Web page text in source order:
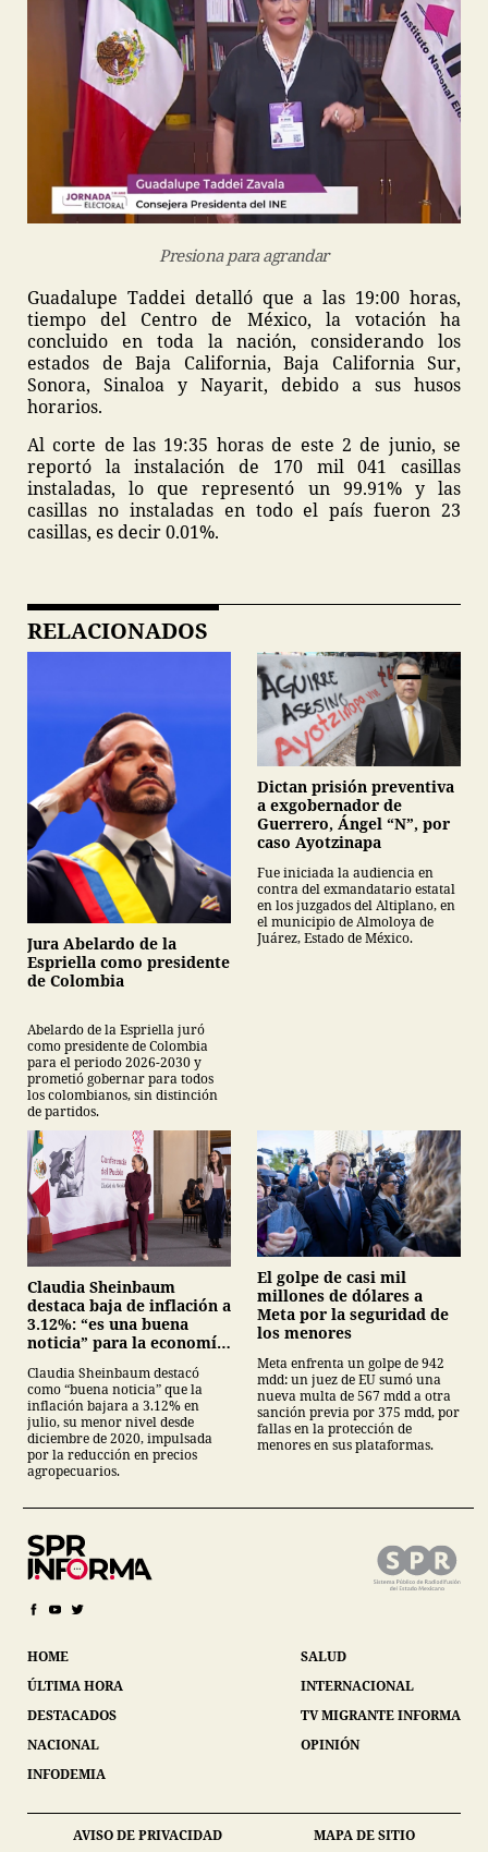
Presiona para agrandar
Guadalupe Taddei detalló que a las 19:00 horas,
tiempo del Centro de México, la votación ha
concluido en toda la nación, considerando los
estados de Baja California, Baja California Sur,
Sonora, Sinaloa y Nayarit, debido a sus husos
horarios.
Al corte de las 19:35 horas de este 2 de junio, se
reportó la instalación de 170 mil 041 casillas
instaladas, lo que representó un 99.91% y las
casillas no instaladas en todo el país fueron 23
casillas, es decir 0.01%.
RELACIONADOS
Jura Abelardo de la
Espriella como presidente
de Colombia
Abelardo de la Espriella juró
como presidente de Colombia
para el periodo 2026-2030 y
prometió gobernar para todos
los colombianos, sin distinción
de partidos.
Dictan prisión preventiva
a exgobernador de
Guerrero, Ángel “N”, por
caso Ayotzinapa
Fue iniciada la audiencia en
contra del exmandatario estatal
en los juzgados del Altiplano, en
el municipio de Almoloya de
Juárez, Estado de México.
Claudia Sheinbaum
destaca baja de inflación a
3.12%: “es una buena
noticia” para la economía
Claudia Sheinbaum destacó
como “buena noticia” que la
inflación bajara a 3.12% en
julio, su menor nivel desde
diciembre de 2020, impulsada
por la reducción en precios
agropecuarios.
El golpe de casi mil
millones de dólares a
Meta por la seguridad de
los menores
Meta enfrenta un golpe de 942
mdd: un juez de EU sumó una
nueva multa de 567 mdd a otra
sanción previa por 375 mdd, por
fallas en la protección de
menores en sus plataformas.
HOME
ÚLTIMA HORA
DESTACADOS
NACIONAL
INFODEMIA
SALUD
INTERNACIONAL
TV MIGRANTE INFORMA
OPINIÓN
AVISO DE PRIVACIDAD MAPA DE SITIO